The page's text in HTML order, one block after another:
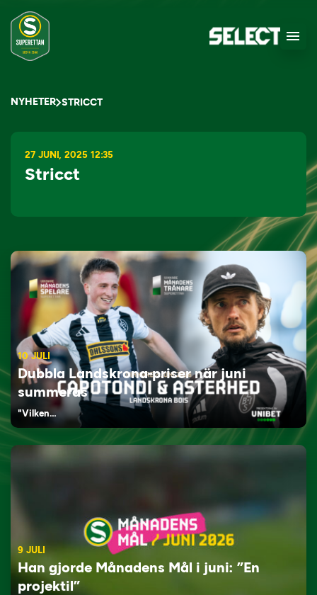
NYHETER STRICCT
27 JUNI, 2025 12:35
Stricct
10 JULI
Dubbla Landskrona-priser när juni
summeras
"Vilken…
9 JULI
Han gjorde Månadens Mål i juni: ”En
projektil”